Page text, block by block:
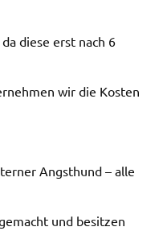
diese erst nach 6
wir die Kosten
Angsthund – alle
und besitzen